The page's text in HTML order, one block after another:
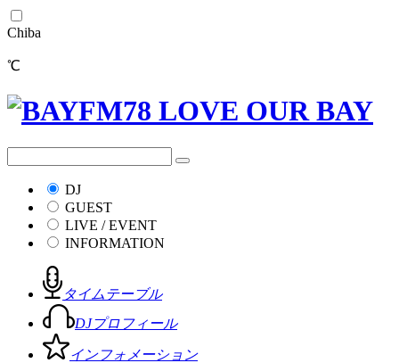
Chiba
℃
DJ
GUEST
LIVE / EVENT
INFORMATION
タイムテーブル
DJプロフィール
インフォメーション